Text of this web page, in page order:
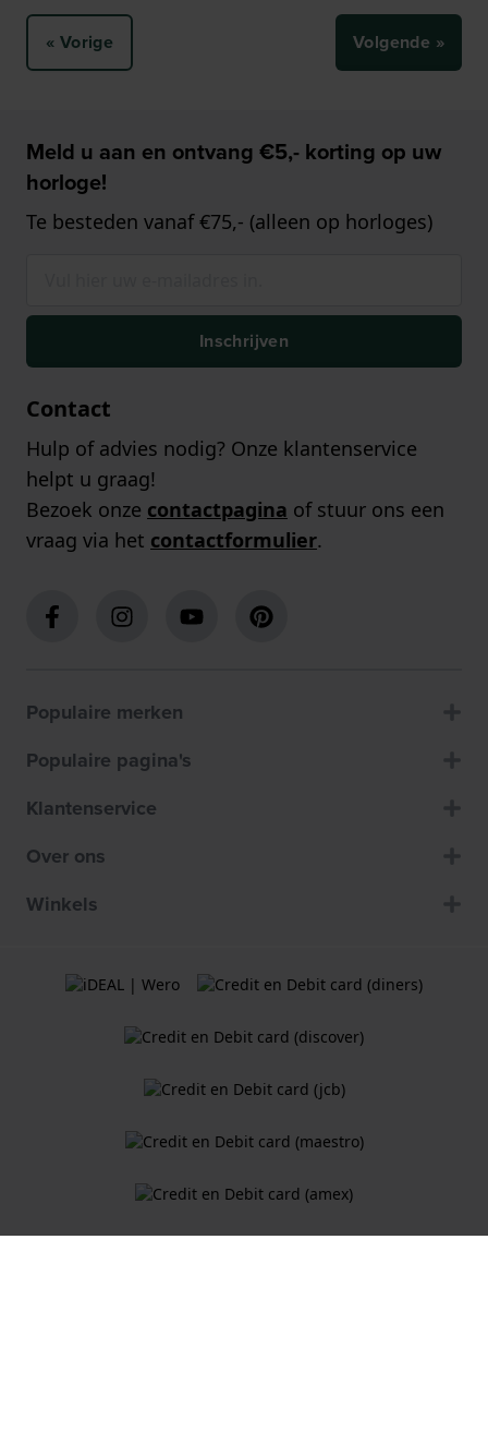
« Vorige Volgende »
Meld u aan en ontvang €5,- korting op uw
horloge!
Te besteden vanaf €75,- (alleen op horloges)
Inschrijven
Contact
Hulp of advies nodig? Onze klantenservice
helpt u graag!
Bezoek onze contactpagina of stuur ons een
vraag via het contactformulier.
Populaire merken
Populaire pagina's
Klantenservice
Over ons
Winkels